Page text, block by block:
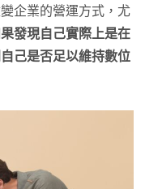
企業的營運方式，尤
發現自己實際上是在
己是否足以維持數位